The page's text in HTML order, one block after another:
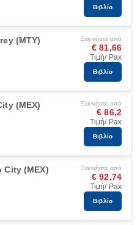
Βιβλίο
(MTY) Ξεκινήστε από
€ 81,66
Τιμή/ Pax
Βιβλίο
(MEX) Ξεκινήστε από
€ 86,2
Τιμή/ Pax
Βιβλίο
City (MEX) Ξεκινήστε από
€ 92,74
Τιμή/ Pax
Βιβλίο